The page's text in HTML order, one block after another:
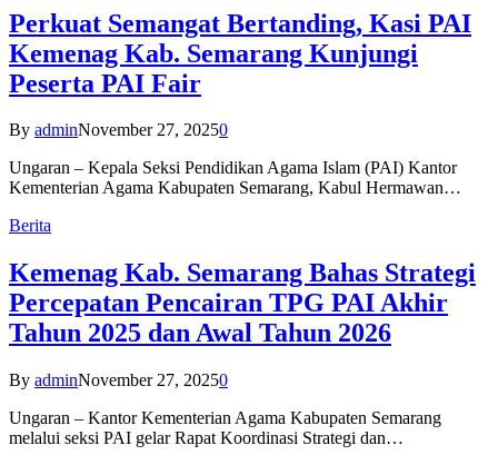
Perkuat Semangat Bertanding, Kasi PAI
Kemenag Kab. Semarang Kunjungi
Peserta PAI Fair
By adminNovember 27, 20250
Ungaran – Kepala Seksi Pendidikan Agama Islam (PAI) Kantor
Kementerian Agama Kabupaten Semarang, Kabul Hermawan…
Berita
Kemenag Kab. Semarang Bahas Strategi
Percepatan Pencairan TPG PAI Akhir
Tahun 2025 dan Awal Tahun 2026
By adminNovember 27, 20250
Ungaran – Kantor Kementerian Agama Kabupaten Semarang
melalui seksi PAI gelar Rapat Koordinasi Strategi dan…